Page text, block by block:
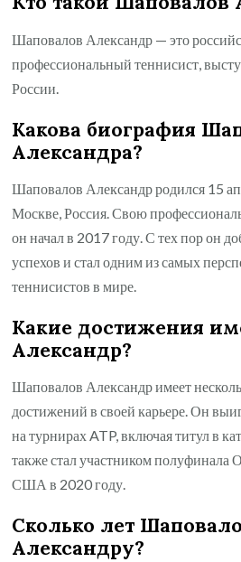
Шаповалов Александр — это
профессиональный теннисист,
России.
Какова биография
Александра?
Шаповалов Александр родился 15
Москве, Россия. Свою
он начал в 2017 году. С тех пор он
успехов и стал одним из самых
теннисистов в мире.
Какие достижения
Александр?
Шаповалов Александр имеет
достижений в своей карьере. Он
на турнирах ATP, включая титул в
также стал участником полуфинала
США в 2020 году.
Сколько лет
Александру?